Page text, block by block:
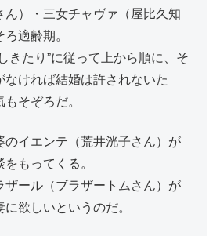
ん）・三女チャヴァ（屋比久知
適齢期。
きたり”に従って上から順に、そ
なければ結婚は許されないた
そぞろだ。
のイエンテ（荒井洸子さん）が
もってくる。
ザール（ブラザートムさん）が
欲しいというのだ。